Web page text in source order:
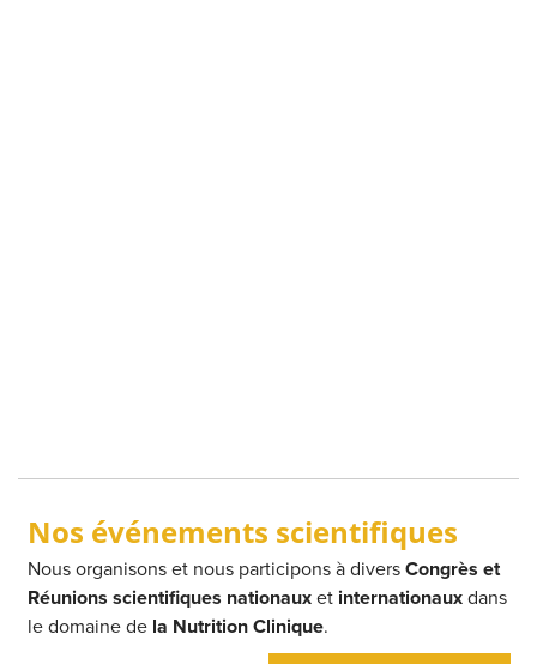
Nos événements scientifiques
Nous organisons et nous participons à diversCongrès et
Réunions scientifiques nationauxet internationauxdans
le domaine de la Nutrition Clinique.